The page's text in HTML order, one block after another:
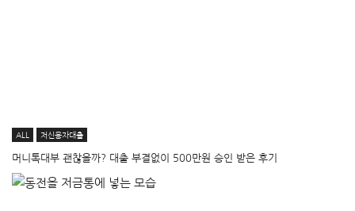
ALL 저신용자대출
머니톡대부 괜찮을까? 대출 부결없이 500만원 승인 받은 후기